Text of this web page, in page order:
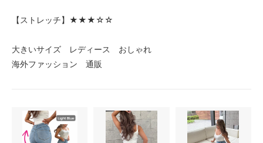
【ストレッチ】★★★☆☆
大きいサイズ レディース おしゃれ
海外ファッション 通販